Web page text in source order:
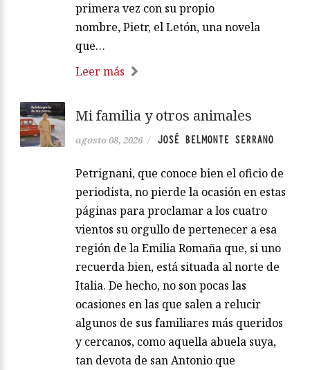
primera vez con su propio
nombre, Pietr, el Letón, una novela
que…
Leer más
Mi familia y otros animales
agosto 08, 2026 / JOSÉ BELMONTE SERRANO
Petrignani, que conoce bien el oficio de
periodista, no pierde la ocasión en estas
páginas para proclamar a los cuatro
vientos su orgullo de pertenecer a esa
región de la Emilia Romaña que, si uno
recuerda bien, está situada al norte de
Italia. De hecho, no son pocas las
ocasiones en las que salen a relucir
algunos de sus familiares más queridos
y cercanos, como aquella abuela suya,
tan devota de san Antonio que